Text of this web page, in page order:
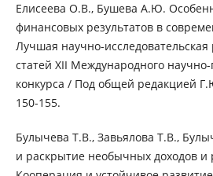
Елисеева О.В., Бушева А.Ю.
финансовых результатов в
Лучшая научно-
статей XII Международного научно-
конкурса / Под общей редакцией
150-155.
Булычева Т.В., Завьялова Т.В.,
и раскрытие необычных доходов